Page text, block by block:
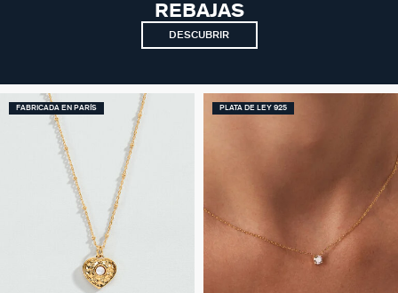
REBAJAS
DESCUBRIR
FABRICADA EN PARÍS PLATA DE LEY 925